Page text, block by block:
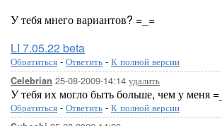
У тебя мнего вариантов? =_=
LI 7.05.22 beta
Обратиться - Ответить - К полной версии
Celebrian 25-08-2009-14:14 удалить
У тебя их могло быть больше, чем у меня
Обратиться - Ответить - К полной версии